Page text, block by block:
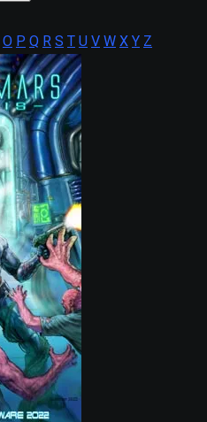
O P Q R S T U V W X Y Z